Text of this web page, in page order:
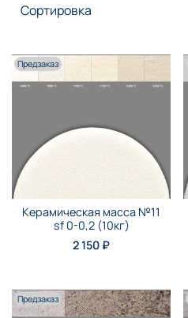
Предзаказ
Керамическая масса №11
sf 0-0,2 (10кг)
2 150 ₽
Предзаказ